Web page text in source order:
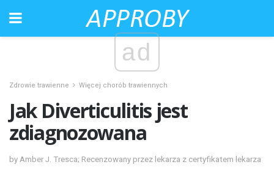
ad
Zdrowie trawienne Więcej chorób trawiennych
Jak Diverticulitis jest
zdiagnozowana
by Amber J. Tresca; Recenzowany przez lekarza z certyfikatem lekarza